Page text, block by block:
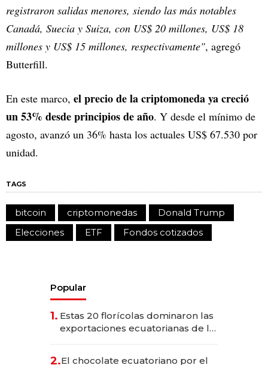
registraron salidas menores, siendo las más notables
Canadá, Suecia y Suiza, con US$ 20 millones, US$ 18
millones y US$ 15 millones, respectivamente", agregó
Butterfill.
En este marco, el precio de la criptomoneda ya creció
un 53% desde principios de año. Y desde el mínimo de
agosto, avanzó un 36% hasta los actuales US$ 67.530 por
unidad.
TAGS
bitcoin criptomonedas
Donald Trump
Elecciones
ETF Fondos cotizados
Popular
1. Estas 20 florícolas dominaron las
exportaciones ecuatorianas de la
2.El chocolate ecuatoriano por el